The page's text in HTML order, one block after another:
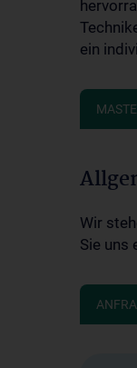
ein
Wir
Sie uns